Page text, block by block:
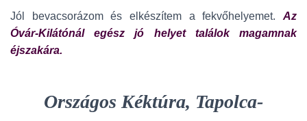
Jól bevacsorázom és elkészítem a fekvőhelyemet. Az
Óvár-Kilátónál egész jó helyet találok magamnak
éjszakára.
Országos Kéktúra, Tapolca-